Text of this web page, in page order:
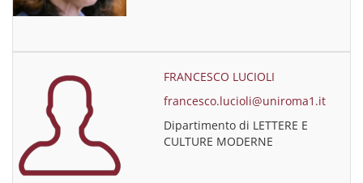
FRANCESCO LUCIOLI
francesco.lucioli@uniroma1.it
Dipartimento di LETTERE E
CULTURE MODERNE